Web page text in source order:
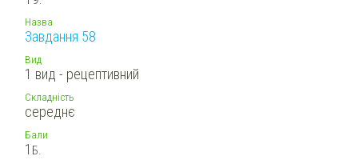
Назва
Завдання 58
Вид
1 вид - рецептивний
Складність
середнє
Бали
1 Б.